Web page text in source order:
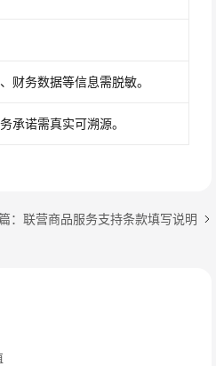
财务数据等信息需脱敏。
承诺需真实可溯源。
：联营商品服务支持条款填写说明